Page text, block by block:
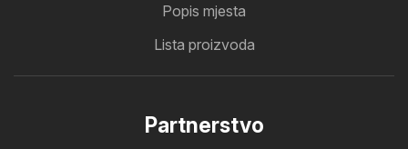
Popis mjesta
Lista proizvoda
Partnerstvo